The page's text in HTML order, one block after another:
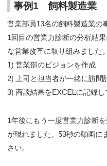
事例1 飼料製造業
営業部員13名の飼料製造業の
1回目の営業力診断の分析結
な営業改革に取り組みました。
1) 営業部のビジョンを作成
2) 上司と担当者が一緒に訪問
3) 商談結果をEXCELに記録
1年後にもう一度営業力診断
が現れました。53秒の動画に
さい。
新着情報
ご支援実績
売上UPと新規顧客開拓を実現
ティングの成功事例
営業力診断アンケートによる営
デジタルマーケティングによる